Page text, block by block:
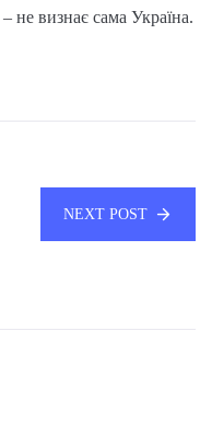
не визнає сама Україна.
NEXT POST